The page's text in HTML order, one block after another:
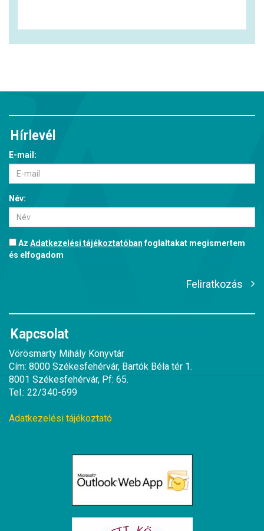
Hírlevél
E-mail:
Név:
Az Adatkezelési tájékoztatóbanfoglaltakat megismertem
és elfogadom
Feliratkozás
Kapcsolat
Vörösmarty Mihály Könyvtár
Cím: 8000 Székesfehérvár, Bartók Béla tér 1.
8001 Székesfehérvár, Pf: 65.
Tel.: 22/340-699
Adatkezelési tájékoztató